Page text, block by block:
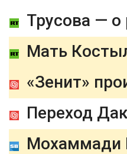
Мать
«Зенит»
Переход
Мохаммади